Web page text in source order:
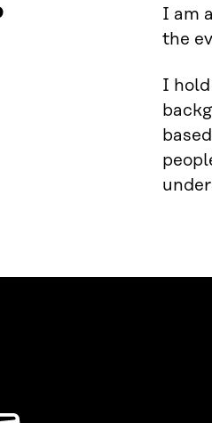
I am
the
I